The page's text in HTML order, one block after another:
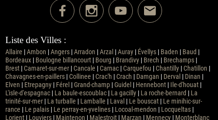
Liste des Villes :
Allaire |Ambon |Angers|Arradon |Arzal |Auray| Évellys| Baden | Baud |
Bordeaux| Boulogne billancourt| Bourg | Brandivy| Brech | Brechamps|
Brest|Camaret-sur-mer|Cancale |Carnac|Carquefou |Chantilly|Chatillon |
Chavagnes-en-paillers|Collinee |Crac'h |Crach | Damgan | Derval | Dinan |
Elven | Etrepagny| Férel |Grand-champ|Guidel | Hennebont| Ile-d'houat|
L'isle-d'espagnac| La baule-escoublac| La gacilly| La roche-bernard | La
trinité-sur-mer| La turballe | Lamballe | Laval | Le bouscat| Le minihic-sur-
rance | Le palais| Le perray-en-yvelines| Locoal-mendon | Locqueltas|
Lorient| Louviers| Maintenon | Malestroit| Marzan | Mennecy| Monterblanc